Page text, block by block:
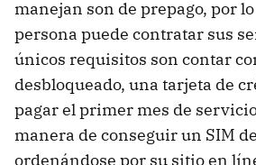
manejan son de prepago, por
persona puede contratar sus
únicos requisitos son contar
desbloqueado, una tarjeta de
pagar el primer mes de
manera de conseguir un SIM
ordenándose por su sitio en